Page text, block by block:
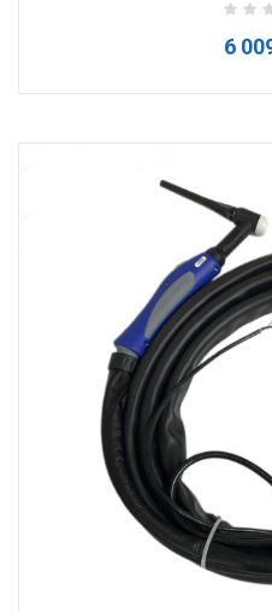
6